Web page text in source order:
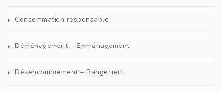
Consommation responsable
Déménagement – Emménagement
Désencombrement – Rangement